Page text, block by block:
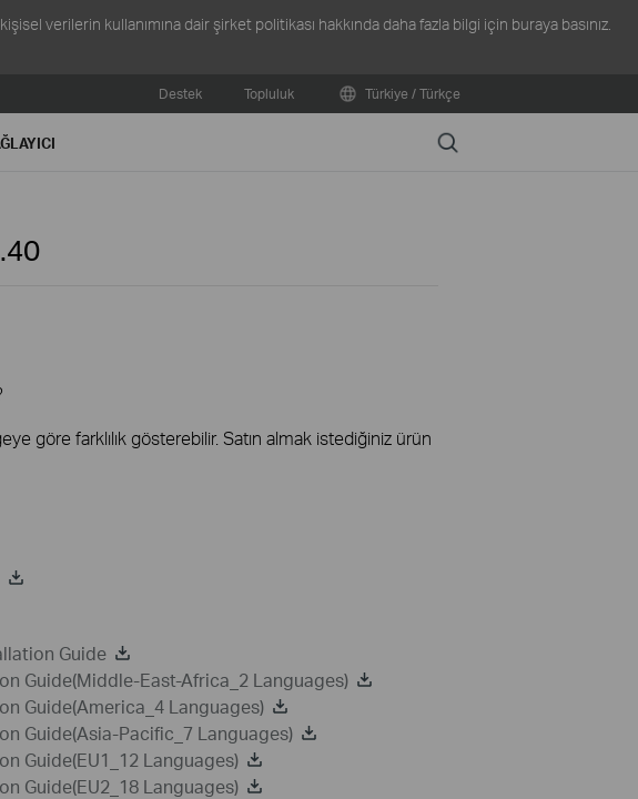
verilerin kullanımına dair şirket politikası hakkında daha fazla bilgi için buraya basınız.
Destek Topluluk Türkiye / Türkçe
Search
göre farklılık gösterebilir. Satın almak istediğiniz ürün
Guide
Guide(Middle-East-Africa_2 Languages)
Guide(America_4 Languages)
Guide(Asia-Pacific_7 Languages)
Guide(EU1_12 Languages)
Guide(EU2_18 Languages)